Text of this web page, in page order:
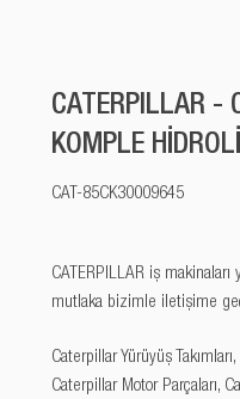
CATERPILLAR -
KOMPLE
CAT-85CK30009645
CATERPILLAR iş
mutlaka bizimle iletişime
Caterpillar Yürüyüş
Caterpillar Motor Parçaları,